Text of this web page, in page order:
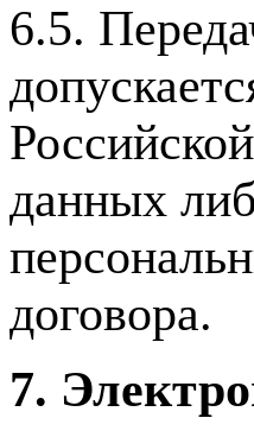
6.5.
данных
договора.
7.